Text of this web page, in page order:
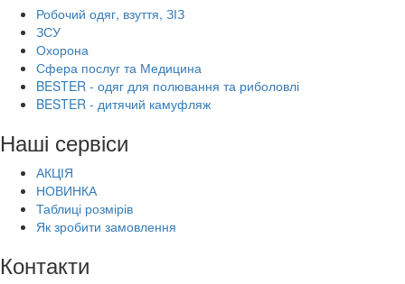
Робочий одяг, взуття, ЗІЗ
ЗСУ
Охорона
Сфера послуг та Медицина
BESTER - одяг для полювання та риболовлі
BESTER - дитячий камуфляж
Наші сервіси
АКЦІЯ
НОВИНКА
Таблиці розмірів
Як зробити замовлення
Контакти